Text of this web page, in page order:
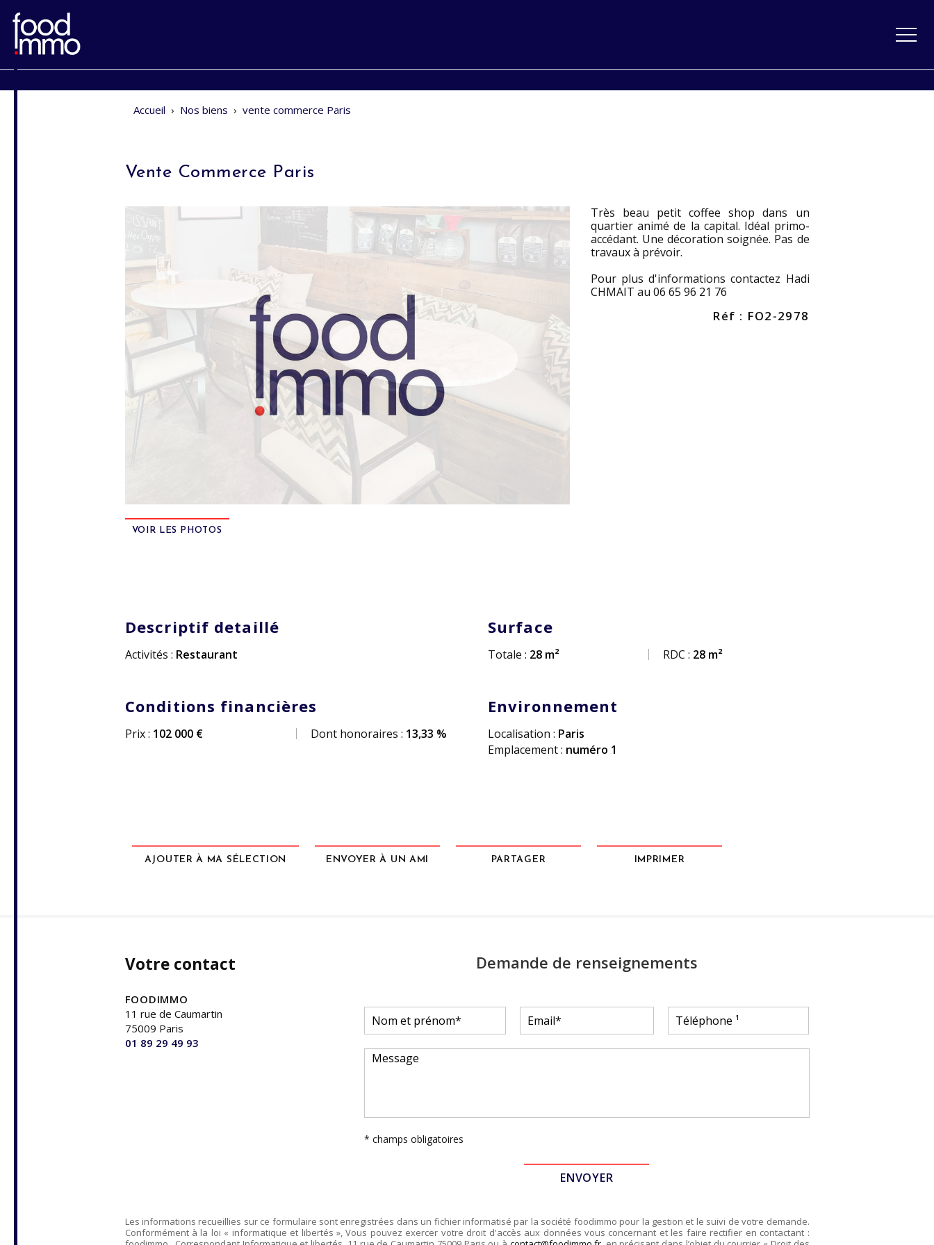
Accueil › Nos biens › vente commerce Paris
Vente Commerce Paris
VOIR LES PHOTOS
Très beau petit coffee shop dans un
quartier animé de la capital. Idéal primo-
accédant. Une décoration soignée. Pas de
travaux à prévoir.
Pour plus d'informations contactez Hadi
CHMAIT au 06 65 96 21 76
Réf : FO2-2978
Descriptif detaillé
Activités : Restaurant
Surface
Totale : 28 m² RDC : 28 m²
Conditions financières
Prix : 102 000 € Dont honoraires : 13,33 %
Environnement
Localisation : Paris
Emplacement : numéro 1
AJOUTER À MA SÉLECTION ENVOYER À UN AMI PARTAGER IMPRIMER
Votre contact
FOODIMMO
11 rue de Caumartin
75009 Paris
01 89 29 49 93
Demande de renseignements
* champs obligatoires
Les informations recueillies sur ce formulaire sont enregistrées dans un fichier informatisé par la société foodimmo pour la gestion et le suivi de votre demande.
Conformément à la loi « informatique et libertés », Vous pouvez exercer votre droit d'accès aux données vous concernant et les faire rectifier en contactant :